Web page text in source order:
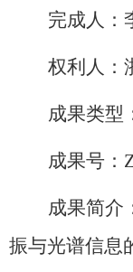
完成人：
权利人：
成果类型
成果号：
成果简介
振与光谱信息